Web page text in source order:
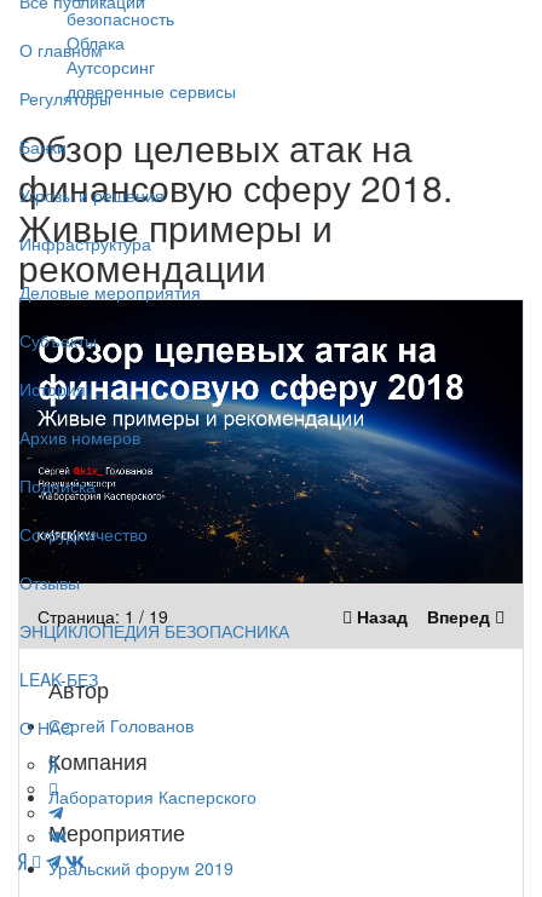
О главном
Регуляторы
Банки
Угрозы и решения
Инфраструктура
Деловые мероприятия
Субъекты
История
Архив номеров
Подписка
Сотрудничество
Отзывы
ЭНЦИКЛОПЕДИЯ БЕЗОПАСНИКА
LEAK-БЕЗ
О НАС
безопасность
Облака
Аутсорсинг
доверенные сервисы
Обзор целевых атак на
финансовую сферу 2018.
Живые примеры и
рекомендации
Страница: 1 / 19 Вперед
Назад
Автор
Сергей Голованов
Компания
Лаборатория Касперского
Мероприятие
Уральский форум 2019